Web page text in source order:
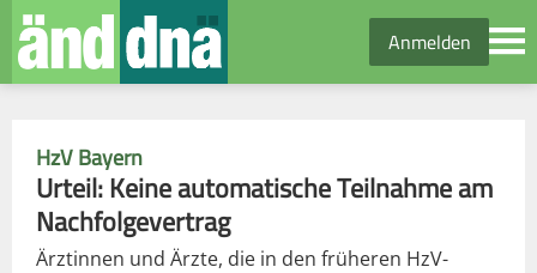
Anmelden
HzV Bayern
Urteil: Keine automatische Teilnahme am
Nachfolgevertrag
Ärztinnen und Ärzte, die in den früheren HzV-